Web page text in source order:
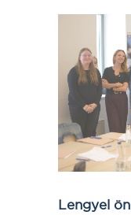
Lengyel